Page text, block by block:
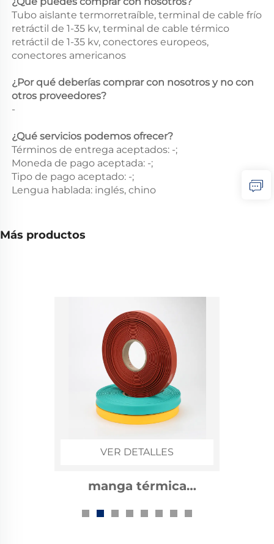
Tubo aislante termorretraíble, terminal de cable frío
retráctil de 1-35 kv, terminal de cable térmico
retráctil de 1-35 kv, conectores europeos,
conectores americanos
¿Por qué deberías comprar con nosotros y no con
otros proveedores?
-
¿Qué servicios podemos ofrecer?
Términos de entrega aceptados: -;
Moneda de pago aceptada: -;
Tipo de pago aceptado: -;
Lengua hablada: inglés, chino
Más productos
VER DETALLES
manga térmica
barras bus